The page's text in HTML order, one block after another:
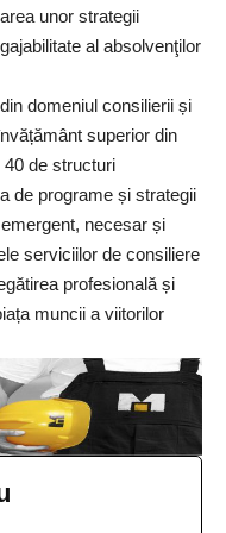
unor strategii
al absolvenţilor
domeniul consilierii și
superior din
40 de structuri
de programe și strategii
necesar și
serviciilor de consiliere
profesională și
muncii a viitorilor